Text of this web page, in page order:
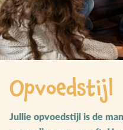
Gezinsmomenten
Hemelvaart & Pinksteren
Kind & Ontwikkeling
Ontwikkelingsfasen
Opvoedstijl
Jullie opvoedstijl is de